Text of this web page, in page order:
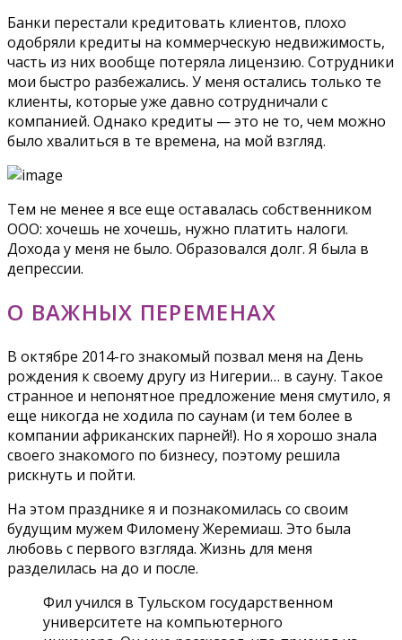
Банки перестали кредитовать клиентов, плохо
одобряли кредиты на коммерческую недвижимость,
часть из них вообще потеряла лицензию. Сотрудники
мои быстро разбежались. У меня остались только те
клиенты, которые уже давно сотрудничали с
компанией. Однако кредиты — это не то, чем можно
было хвалиться в те времена, на мой взгляд.
Тем не менее я все еще оставалась собственником
ООО: хочешь не хочешь, нужно платить налоги.
Дохода у меня не было. Образовался долг. Я была в
депрессии.
О ВАЖНЫХ ПЕРЕМЕНАХ
В октябре 2014-го знакомый позвал меня на День
рождения к своему другу из Нигерии… в сауну. Такое
странное и непонятное предложение меня смутило, я
еще никогда не ходила по саунам (и тем более в
компании африканских парней!). Но я хорошо знала
своего знакомого по бизнесу, поэтому решила
рискнуть и пойти.
На этом празднике я и познакомилась со своим
будущим мужем Филомену Жеремиаш. Это была
любовь с первого взгляда. Жизнь для меня
разделилась на до и после.
Фил учился в Тульском государственном
университете на компьютерного